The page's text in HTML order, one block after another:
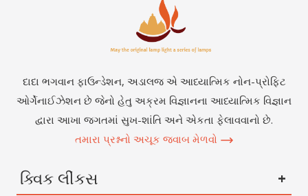
દાદા ભગવાન ફાઉન્ડેશન, અડાલજ એ આધ્યાત્મિક નોન-પ્રોફિટ
ઓર્ગેનાઈઝેશન છે જેનો હેતુ અક્રમ વિજ્ઞાનના આધ્યાત્મિક વિજ્ઞાન
દ્વારા આખા જગતમાં સુખ-શાંતિ અને એકતા ફેલાવવાનો છે.
તમારા પ્રશ્નનો અચૂક જવાબ મેળવો
ક્વિક લીંકસ